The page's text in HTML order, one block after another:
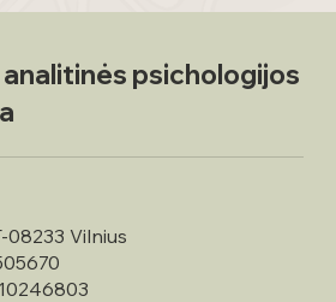
psichologijos
08233 Vilnius